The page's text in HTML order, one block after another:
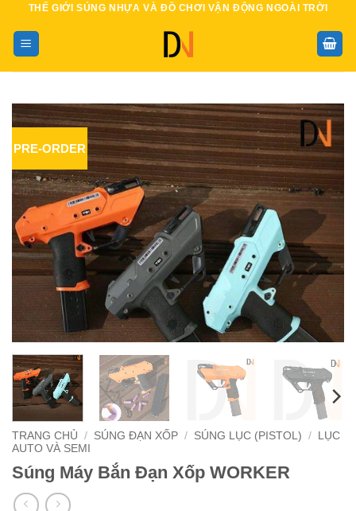
qua
dung
THẾ GIỚI SÚNG NHỰA VÀ ĐỒ CHƠI VẬN ĐỘNG NGOÀI TRỜI
PRE-ORDER
TRANG CHỦ / SÚNG ĐẠN XỐP / SÚNG LỤC (PISTOL) /
LỤC
AUTO VÀ SEMI
Súng Máy Bắn Đạn Xốp WORKER